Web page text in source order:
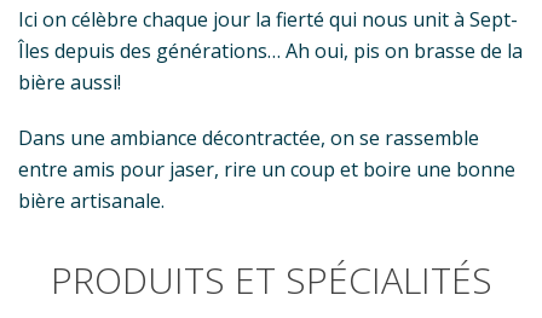
Ici on célèbre chaque jour la fierté qui nous unit à Sept-
Îles depuis des générations… Ah oui, pis on brasse de la
bière aussi!
Dans une ambiance décontractée, on se rassemble
entre amis pour jaser, rire un coup et boire une bonne
bière artisanale.
PRODUITS ET SPÉCIALITÉS